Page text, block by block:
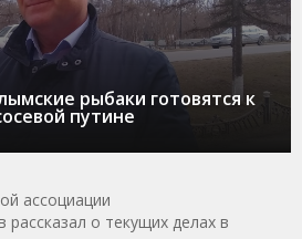
рыбаки готовятся к
путине
ассоциации
о текущих делах в